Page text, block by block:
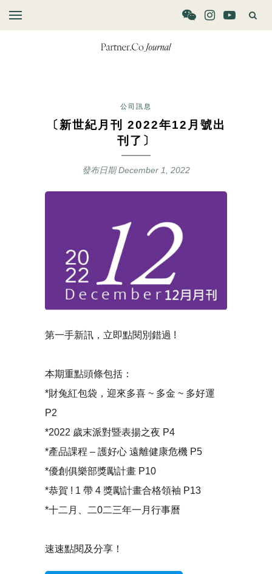
公司訊息
〔新世紀月刊 2022年12月號出
刊了〕
發布日期December 1, 2022
第一手新訊，立即點閱別錯過 !
本期重點頭條包括：
*財兔紅包袋，迎來多喜 ~ 多金 ~ 多好運
P2
*2022 歲末派對暨表揚之夜 P4
*產品課程 – 護好心 遠離健康危機 P5
*優創俱樂部獎勵計畫 P10
*恭賀 ! 1 帶 4 獎勵計畫合格領袖 P13
*十二月、二0二三年一月行事曆
速速點閱及分享！